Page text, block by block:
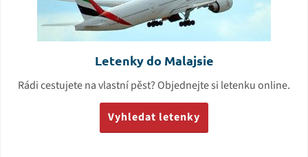
Letenky do Malajsie
Rádi cestujete na vlastní pěst? Objednejte si letenku online.
Vyhledat letenky